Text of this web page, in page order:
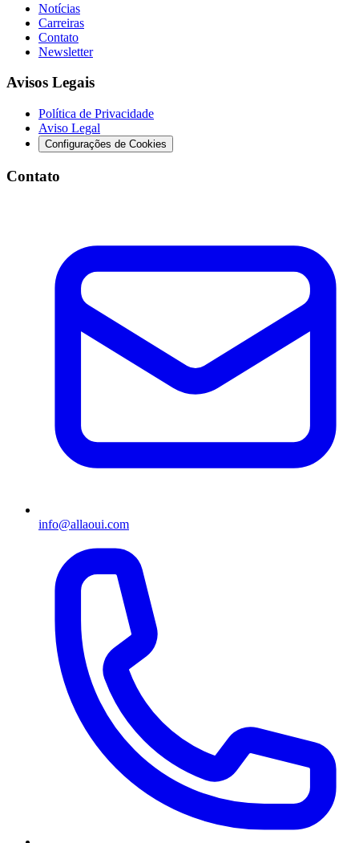
Notícias
Carreiras
Contato
Newsletter
Avisos Legais
Política de Privacidade
Aviso Legal
Configurações de Cookies
Contato
info@allaoui.com